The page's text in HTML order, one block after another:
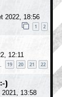
2022, 18:56
1 2
12:11
19 20 21 22
)
2021, 13:58